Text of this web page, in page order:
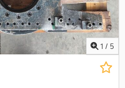
1 / 5